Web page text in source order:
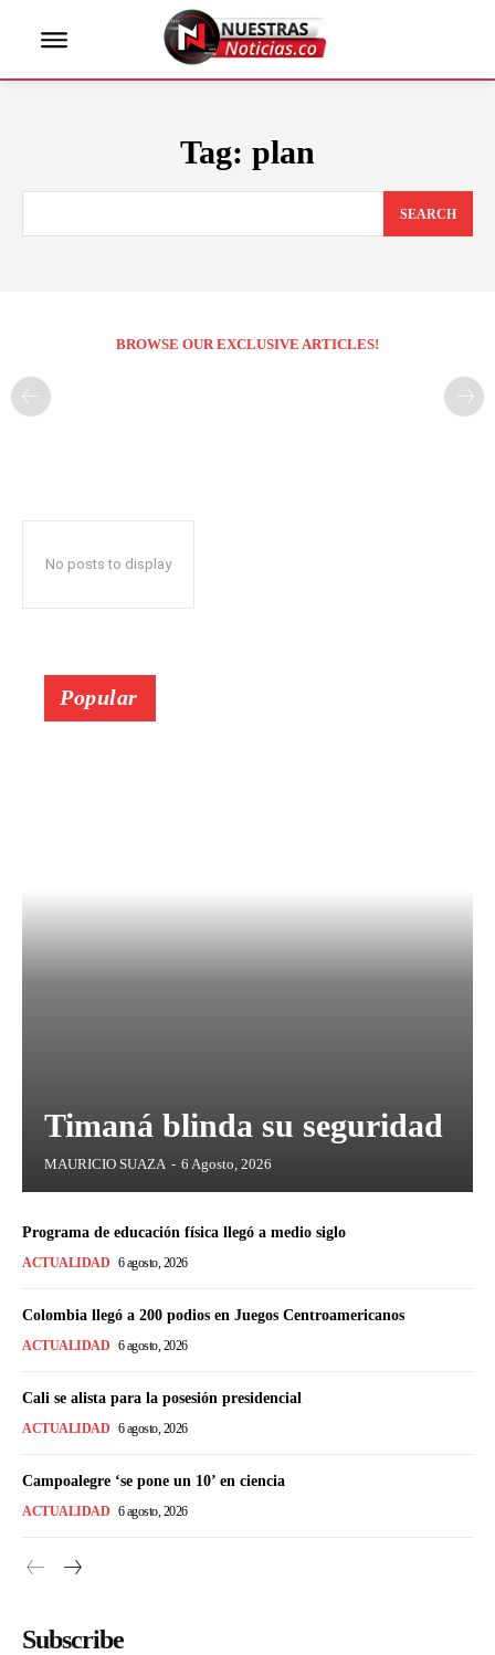
Tag: plan
SEARCH
BROWSE OUR EXCLUSIVE ARTICLES!
No posts to display
Popular
Timaná blinda su seguridad
MAURICIO SUAZA - 6 Agosto, 2026
Programa de educación física llegó a medio siglo
ACTUALIDAD 6 agosto, 2026
Colombia llegó a 200 podios en Juegos Centroamericanos
ACTUALIDAD 6 agosto, 2026
Cali se alista para la posesión presidencial
ACTUALIDAD 6 agosto, 2026
Campoalegre ‘se pone un 10’ en ciencia
ACTUALIDAD 6 agosto, 2026
Subscribe